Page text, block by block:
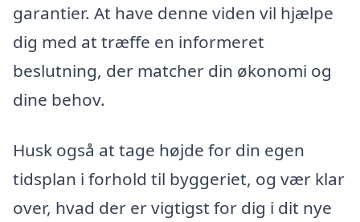
garantier. At have denne viden vil hjælpe
dig med at træffe en informeret
beslutning, der matcher din økonomi og
dine behov.
Husk også at tage højde for din egen
tidsplan i forhold til byggeriet, og vær klar
over, hvad der er vigtigst for dig i dit nye